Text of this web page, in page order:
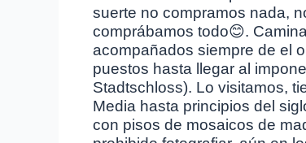
suerte no compramos nada,
comprábamos todo😊.
acompañados siempre de el
puestos hasta llegar al
Stadtschloss). Lo visitamos,
Media hasta principios del
con pisos de mosaicos de